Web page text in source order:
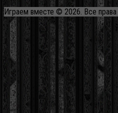
Играем вместе © 2026. Все